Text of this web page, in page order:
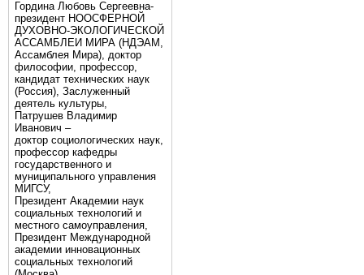
Гордина Любовь Сергеевна-
президент НООСФЕРНОЙ
ДУХОВНО-ЭКОЛОГИЧЕСКОЙ
АССАМБЛЕИ МИРА (НДЭАМ,
Ассамблея Мира), доктор
философии, профессор,
кандидат технических наук
(Россия), Заслуженный
деятель культуры,
Патрушев Владимир
Иванович –
доктор социологических наук,
профессор кафедры
государственного и
муниципального управления
МИГСУ,
Президент Академии наук
социальных технологий и
местного самоуправления,
Президент Международной
академии инновационных
социальных технологий